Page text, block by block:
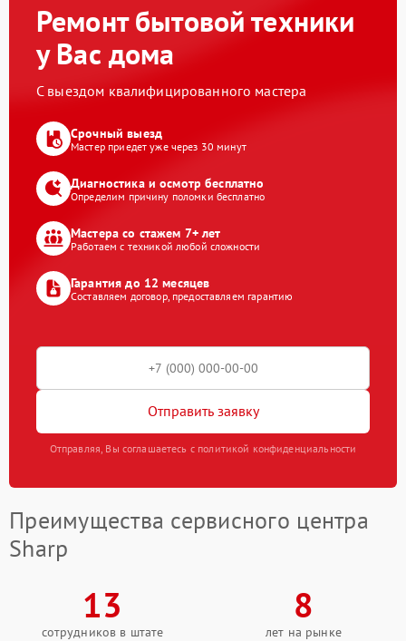
Ремонт бытовой техники
у Вас дома
С выездом квалифицированного мастера
Срочный выезд
Мастер приедет уже через 30 минут
Диагностика и осмотр бесплатно
Определим причину поломки бесплатно
Мастера со стажем 7+ лет
Работаем с техникой любой сложности
Гарантия до 12 месяцев
Составляем договор, предоставляем гарантию
Отправить заявку
Отправляя, Вы соглашаетесь с политикой конфиденциальности
Преимущества сервисного центра
Sharp
13
сотрудников в штате
8
лет на рынке